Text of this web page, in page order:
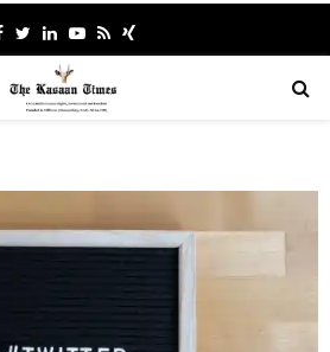
Facebook
TwitterLinkedinYoutube
RssXing